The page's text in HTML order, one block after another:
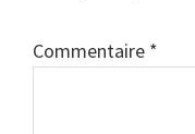
Commentaire *